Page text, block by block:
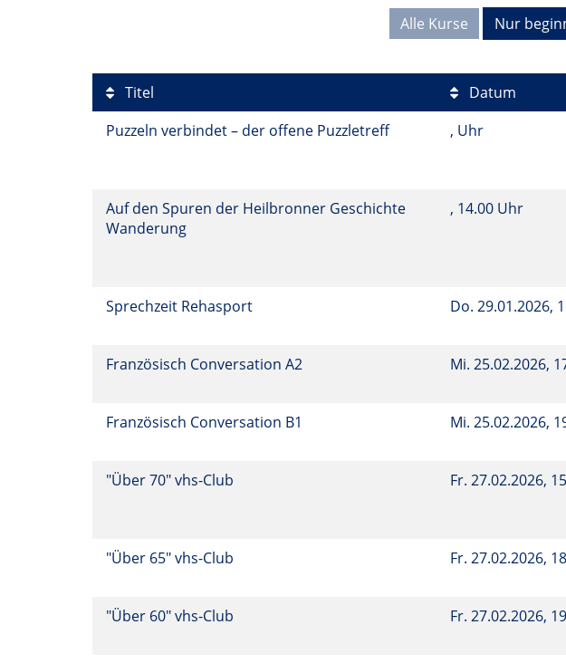
Alle Kurse Nur
Titel Datum
Puzzeln verbindet – der offene Puzzletreff
, Uhr
Auf den Spuren der Heilbronner Geschichte
Wanderung
, 14.00 Uhr
Sprechzeit Rehasport Do. 29.01.2026,
Französisch Conversation A2 Mi. 25.02.2026,
Französisch Conversation B1 Mi. 25.02.2026,
"Über 70" vhs-Club Fr. 27.02.2026,
"Über 65" vhs-Club Fr. 27.02.2026,
"Über 60" vhs-Club Fr. 27.02.2026,